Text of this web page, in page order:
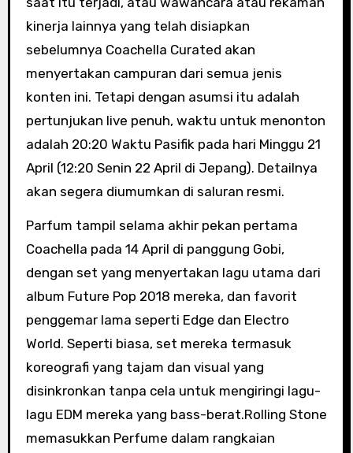
kinerja lainnya yang telah disiapkan
sebelumnya Coachella Curated akan
menyertakan campuran dari semua jenis
konten ini. Tetapi dengan asumsi itu adalah
pertunjukan live penuh, waktu untuk menonton
adalah 20:20 Waktu Pasifik pada hari Minggu 21
April (12:20 Senin 22 April di Jepang). Detailnya
akan segera diumumkan di saluran resmi.
Parfum tampil selama akhir pekan pertama
Coachella pada 14 April di panggung Gobi,
dengan set yang menyertakan lagu utama dari
album Future Pop 2018 mereka, dan favorit
penggemar lama seperti Edge dan Electro
World. Seperti biasa, set mereka termasuk
koreografi yang tajam dan visual yang
disinkronkan tanpa cela untuk mengiringi lagu-
lagu EDM mereka yang bass-berat.Rolling Stone
memasukkan Perfume dalam rangkaian